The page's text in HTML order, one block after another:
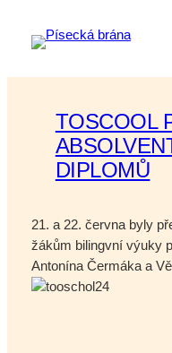
TOSCOOL
DIPLOMŮ
21. a 22. června byly
žákům bilingvní výuky
Antonína Čermáka a